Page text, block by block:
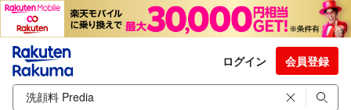
ログイン 会員登録